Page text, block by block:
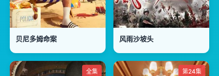
贝尼多姆命案 风雨沙坡头
全集 第24集